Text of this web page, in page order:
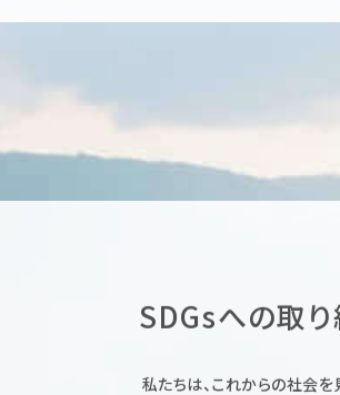
SDGsへの取
私たちは、これからの社会を